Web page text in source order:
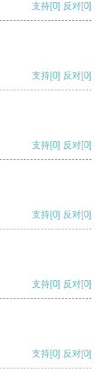
支持[0] 反对[0]
支持[0] 反对[0]
支持[0] 反对[0]
支持[0] 反对[0]
支持[0] 反对[0]
支持[0] 反对[0]